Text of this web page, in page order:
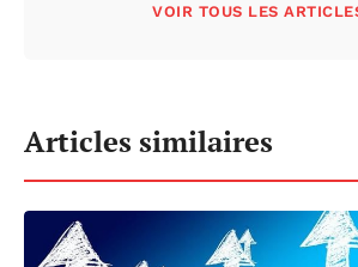
VOIR TOUS LES
Articles similaires